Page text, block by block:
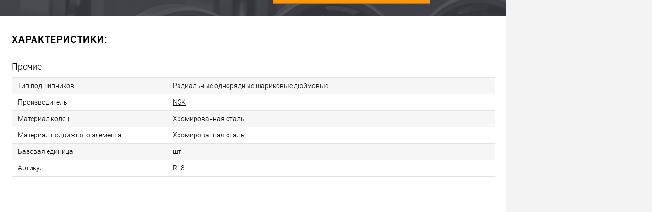
ХАРАКТЕРИСТИКИ:
Прочие
Тип подшипников Радиальные однорядные шариковые дюймовые
Производитель NSK
Материал колец Хромированная сталь
Материал подвижного элемента Хромированная сталь
Базовая единица шт
Артикул R18